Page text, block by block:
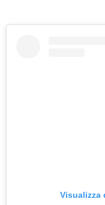
Visualizza